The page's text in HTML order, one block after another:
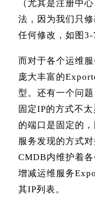
（尤其是注册中
法，因为我们只
任何修改，如图3-
而对于各个运维
庞大丰富的
型。还有一个问
固定IP的方式不
的端口是固定的
服务发现的方式
CMDB内维护着
增减运维服务
其IP列表。